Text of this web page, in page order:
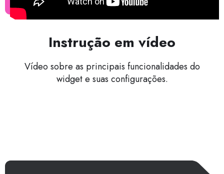
Instrução em vídeo
Vídeo sobre as principais funcionalidades do
widget e suas configurações.